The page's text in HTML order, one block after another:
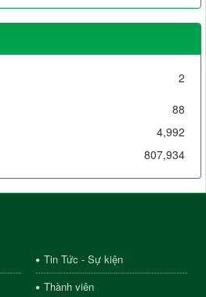
2
88
4,992
807,934
Tin Tức - Sự kiện
Thành viên